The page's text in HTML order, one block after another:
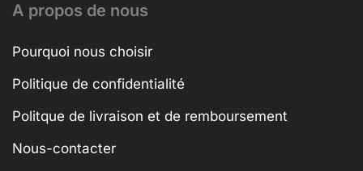
A propos de nous
Pourquoi nous choisir
Politique de confidentialité
Politque de livraison et de remboursement
Nous-contacter